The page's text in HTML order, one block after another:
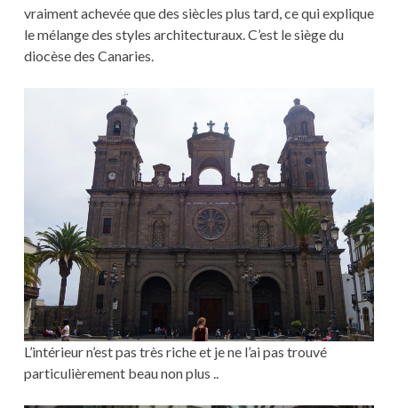
vraiment achevée que des siècles plus tard, ce qui explique
le mélange des styles architecturaux. C’est le siège du
diocèse des Canaries.
L’intérieur n’est pas très riche et je ne l’ai pas trouvé
particulièrement beau non plus ..